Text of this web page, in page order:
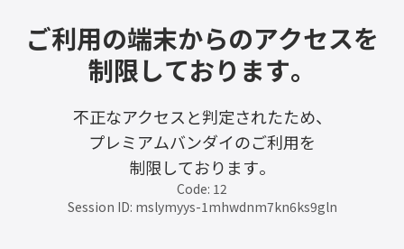
ご利用の端末からのアクセスを
制限しております。
不正なアクセスと判定されたため、
プレミアムバンダイのご利用を
制限しております。
Code: 12
Session ID: mslymyys-1mhwdnm7kn6ks9gln